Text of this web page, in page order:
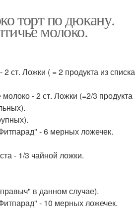
торт по дюкану.
молоко.
ст. Ложки ( = 2 продукта из списка
- 2 ст. Ложки (=2/3 продукта
- 6 мерных ложечек.
- 1/3 чайной ложки.
в данном случае).
- 10 мерных ложечек.